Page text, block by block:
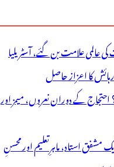
عالمی علامت بن گئے، آسٹریلیا
کا اعزاز حاصل
کے دوران نعروں، میمز اور
مشفق استاد، ماہرِتعلیم اور محسنِ